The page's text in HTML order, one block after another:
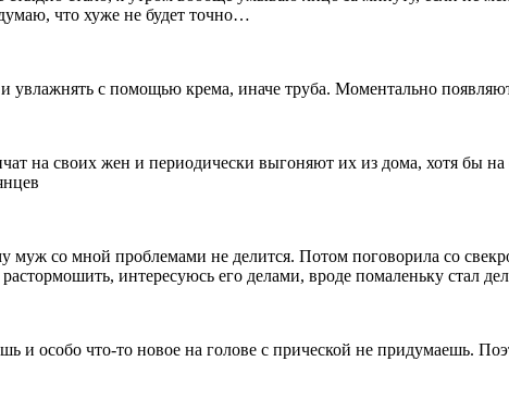
что хуже не будет точно…
увлажнять с помощью крема, иначе труба. Моментально
на своих жен и периодически выгоняют их из дома, хотя бы
муж со мной проблемами не делится. Потом поговорила со
интересуюсь его делами, вроде помаленьку стал
и особо что-то новое на голове с прической не придумаешь.